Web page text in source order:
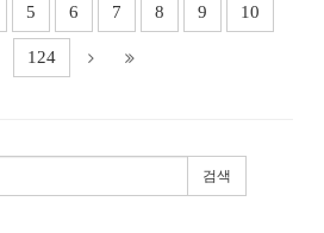
5 6 7 8 9 10
124
검색